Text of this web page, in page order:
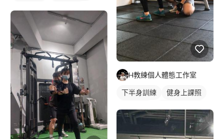
H教練個人體態工作室
下半身訓練
健身上課照
重訓教練
重訓課程